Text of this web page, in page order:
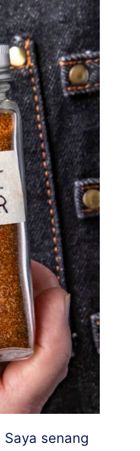
Saya senang